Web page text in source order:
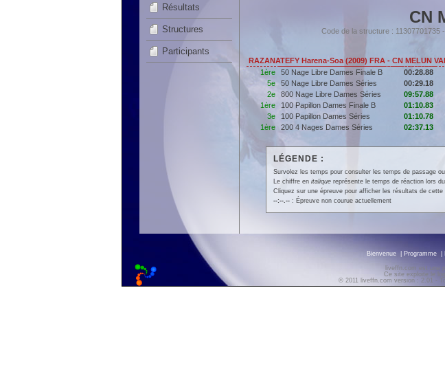
Résultats
Structures
Participants
CN
Code de la structure : 11307701735
RAZANATEFY Harena-Soa (2009) FRA - CN MELUN
1ère
50 Nage Libre Dames Finale B 00:28.88
5e 50 Nage Libre Dames Séries 00:29.18
2e 800 Nage Libre Dames Séries 09:57.88
1ère 100 Papillon Dames Finale B 01:10.83
3e 100 Papillon Dames Séries 01:10.78
1ère 200 4 Nages Dames Séries 02:37.13
LÉGENDE :
Survolez les temps pour consulter les temps de passage
Le chiffre en italiquereprésente le temps de réaction lors
Cliquez sur une épreuve pour afficher les résultats de cette
--:--.--: Épreuve non courue actuellement
Bienvenue Programme
liveffn.com est une
Ce site exploite le
© 2011 liveffn.com version : 2.01 -